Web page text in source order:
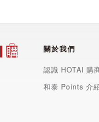
關於我們
認識 HOTAI 購
和泰 Points 介